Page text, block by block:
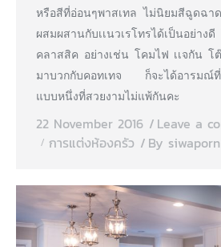
หรือสีที่อ่อนๆพาสเทล ไม่นิยมสีฉูดฉา
ผสมผสานกับเเนวเรโทรได้เป็นอย่าง
คลาสสิค อย่างเช่น โคมไฟ เเจกัน
มาบวกกับคอทเทจ ก็จะได้อารมณ์ที่
แบบหนึ่งที่สวยงามไม่แพ้กันคะ
22 November 2016
Leave a
การแต่งห้องครัว
By